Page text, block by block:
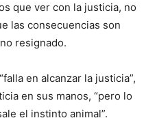
que ver con la justicia, no
las consecuencias son
resignado.
en alcanzar la justicia”,
en sus manos, “pero lo
el instinto animal”.